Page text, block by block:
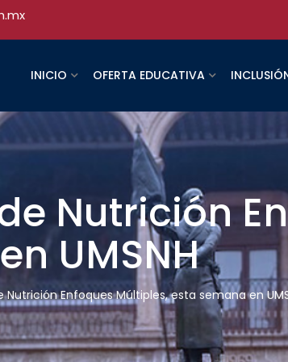
INICIO OFERTA EDUCATIVA
Nutrición
UMSNH
Nutrición Enfoques Múltiples, esta semana en